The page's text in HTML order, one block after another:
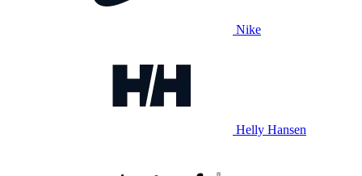
Nike
Helly Hansen